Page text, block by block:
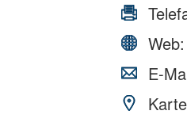
Web:
E-